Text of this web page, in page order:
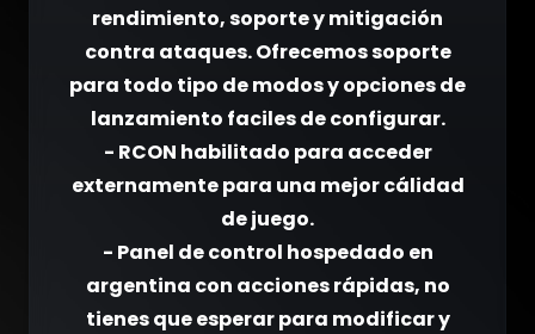
rendimiento, soporte y mitigación
contra ataques. Ofrecemos soporte
para todo tipo de modos y opciones de
lanzamiento faciles de configurar.
- RCON habilitado para acceder
externamente para una mejor cálidad
de juego.
- Panel de control hospedado en
argentina con acciones rápidas, no
tienes que esperar para modificar y